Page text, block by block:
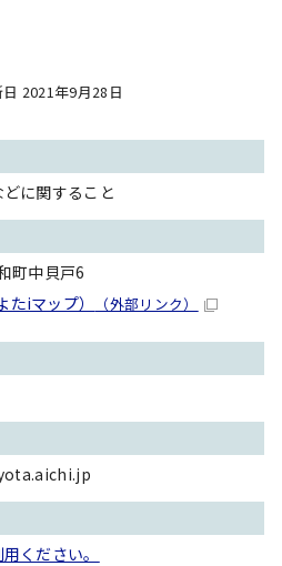
2021年9月28日
に関すること
町中貝戸6
iマップ）
（外部リンク）
ください。